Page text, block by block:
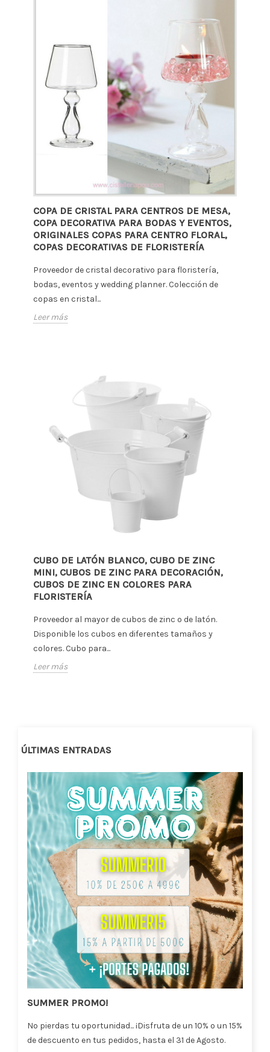
ÚLTIMAS ENTRADAS
SUMMER PROMO!
No pierdas tu oportunidad... ¡Disfruta de un 10% o un 15%
de descuento en tus pedidos, hasta el 31 de Agosto.
COPA DE CRISTAL PARA CENTROS DE MESA,
COPA DECORATIVA PARA BODAS Y EVENTOS,
ORIGINALES COPAS PARA CENTRO FLORAL,
COPAS DECORATIVAS DE FLORISTERÍA
Proveedor de cristal decorativo para floristería,
bodas, eventos y wedding planner. Colección de
copas en cristal...
Leer más
CUBO DE LATÓN BLANCO, CUBO DE ZINC
MINI, CUBOS DE ZINC PARA DECORACIÓN,
CUBOS DE ZINC EN COLORES PARA
FLORISTERÍA
Proveedor al mayor de cubos de zinc o de latón.
Disponible los cubos en diferentes tamaños y
colores. Cubo para...
Leer más